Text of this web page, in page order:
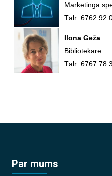
Mārketinga
Tālr: 6762 92
Ilona Geža
Bibliotekāre
Tālr: 6767 78
Par mums